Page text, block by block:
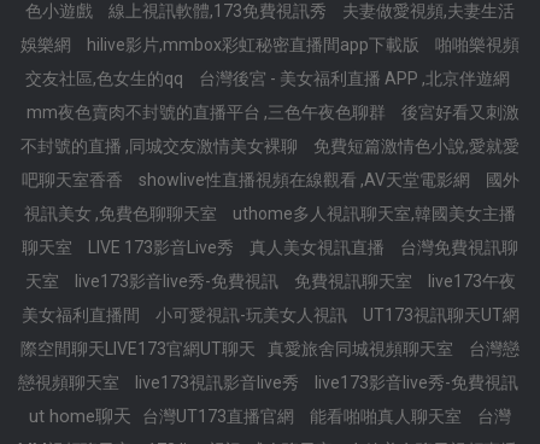
色小遊戲
線上視訊軟體,173免費視訊秀
夫妻做愛視頻,夫妻生活
娛樂網
hilive影片,mmbox彩虹秘密直播間app下載版
啪啪樂視頻
交友社區,色女生的qq
台灣後宮 - 美女福利直播 APP ,北京伴遊網
mm夜色賣肉不封號的直播平台 ,三色午夜色聊群
後宮好看又刺激
不封號的直播 ,同城交友激情美女裸聊
免費短篇激情色小說,愛就愛
吧聊天室香香
showlive性直播視頻在線觀看 ,AV天堂電影網
國外
視訊美女 ,免費色聊聊天室
uthome多人視訊聊天室,韓國美女主播
聊天室
LIVE 173影音Live秀 真人美女視訊直播
台灣免費視訊聊
天室
live173影音live秀-免費視訊 免費視訊聊天室
live173午夜
美女福利直播間
小可愛視訊-玩美女人視訊
UT173視訊聊天UT網
際空間聊天LIVE173官網UT聊天
真愛旅舍同城視頻聊天室
台灣戀
戀視頻聊天室
live173視訊影音live秀 live173影音live秀-免費視訊
ut home聊天 台灣UT173直播官網 能看啪啪真人聊天室
台灣